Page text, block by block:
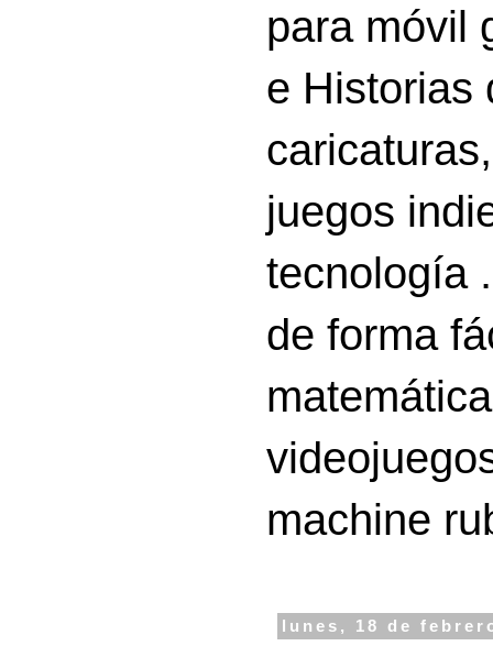
para móvil
e Historias
juegos
tecnología
de forma
machine
lunes, 18 de